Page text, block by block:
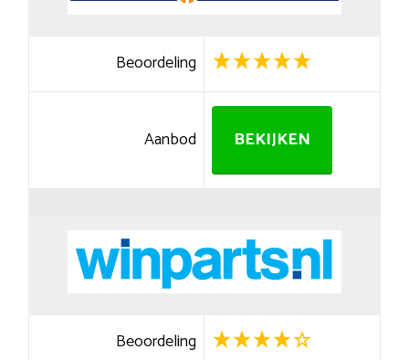
Beoordeling
Aanbod BEKIJKEN
Beoordeling